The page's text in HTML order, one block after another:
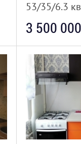
53/35/6.3
3 500